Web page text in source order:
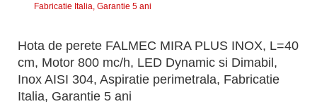
Fabricatie Italia, Garantie 5 ani
Hota de perete FALMEC MIRA PLUS INOX, L=40
cm, Motor 800 mc/h, LED Dynamic si Dimabil,
Inox AISI 304, Aspiratie perimetrala, Fabricatie
Italia, Garantie 5 ani